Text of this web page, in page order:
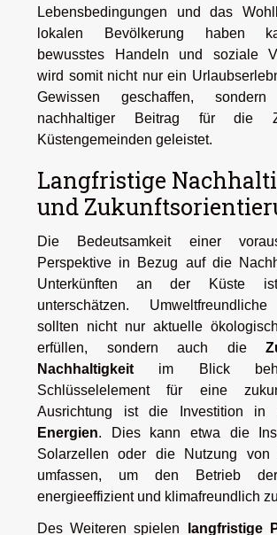
Lebensbedingungen und das
lokalen Bevölkerung haben
bewusstes Handeln und soziale
wird somit nicht nur ein
Gewissen geschaffen,
nachhaltiger Beitrag für die
Küstengemeinden geleistet.
Langfristige
und
Die Bedeutsamkeit einer
Perspektive in Bezug auf die
Unterkünften an der Küste
unterschätzen.
sollten nicht nur aktuelle
erfüllen, sondern auch die
Nachhaltigkeit im Blick
Schlüsselelement für eine
Ausrichtung ist die Investition in
Energien. Dies kann etwa die
Solarzellen oder die Nutzung von
umfassen, um den Betrieb
energieeffizient und klimafreundlich
Des Weiteren spielen langfristige